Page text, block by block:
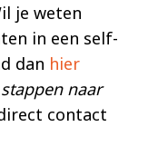
je weten
in een self-
dan hier
stappen naar
contact